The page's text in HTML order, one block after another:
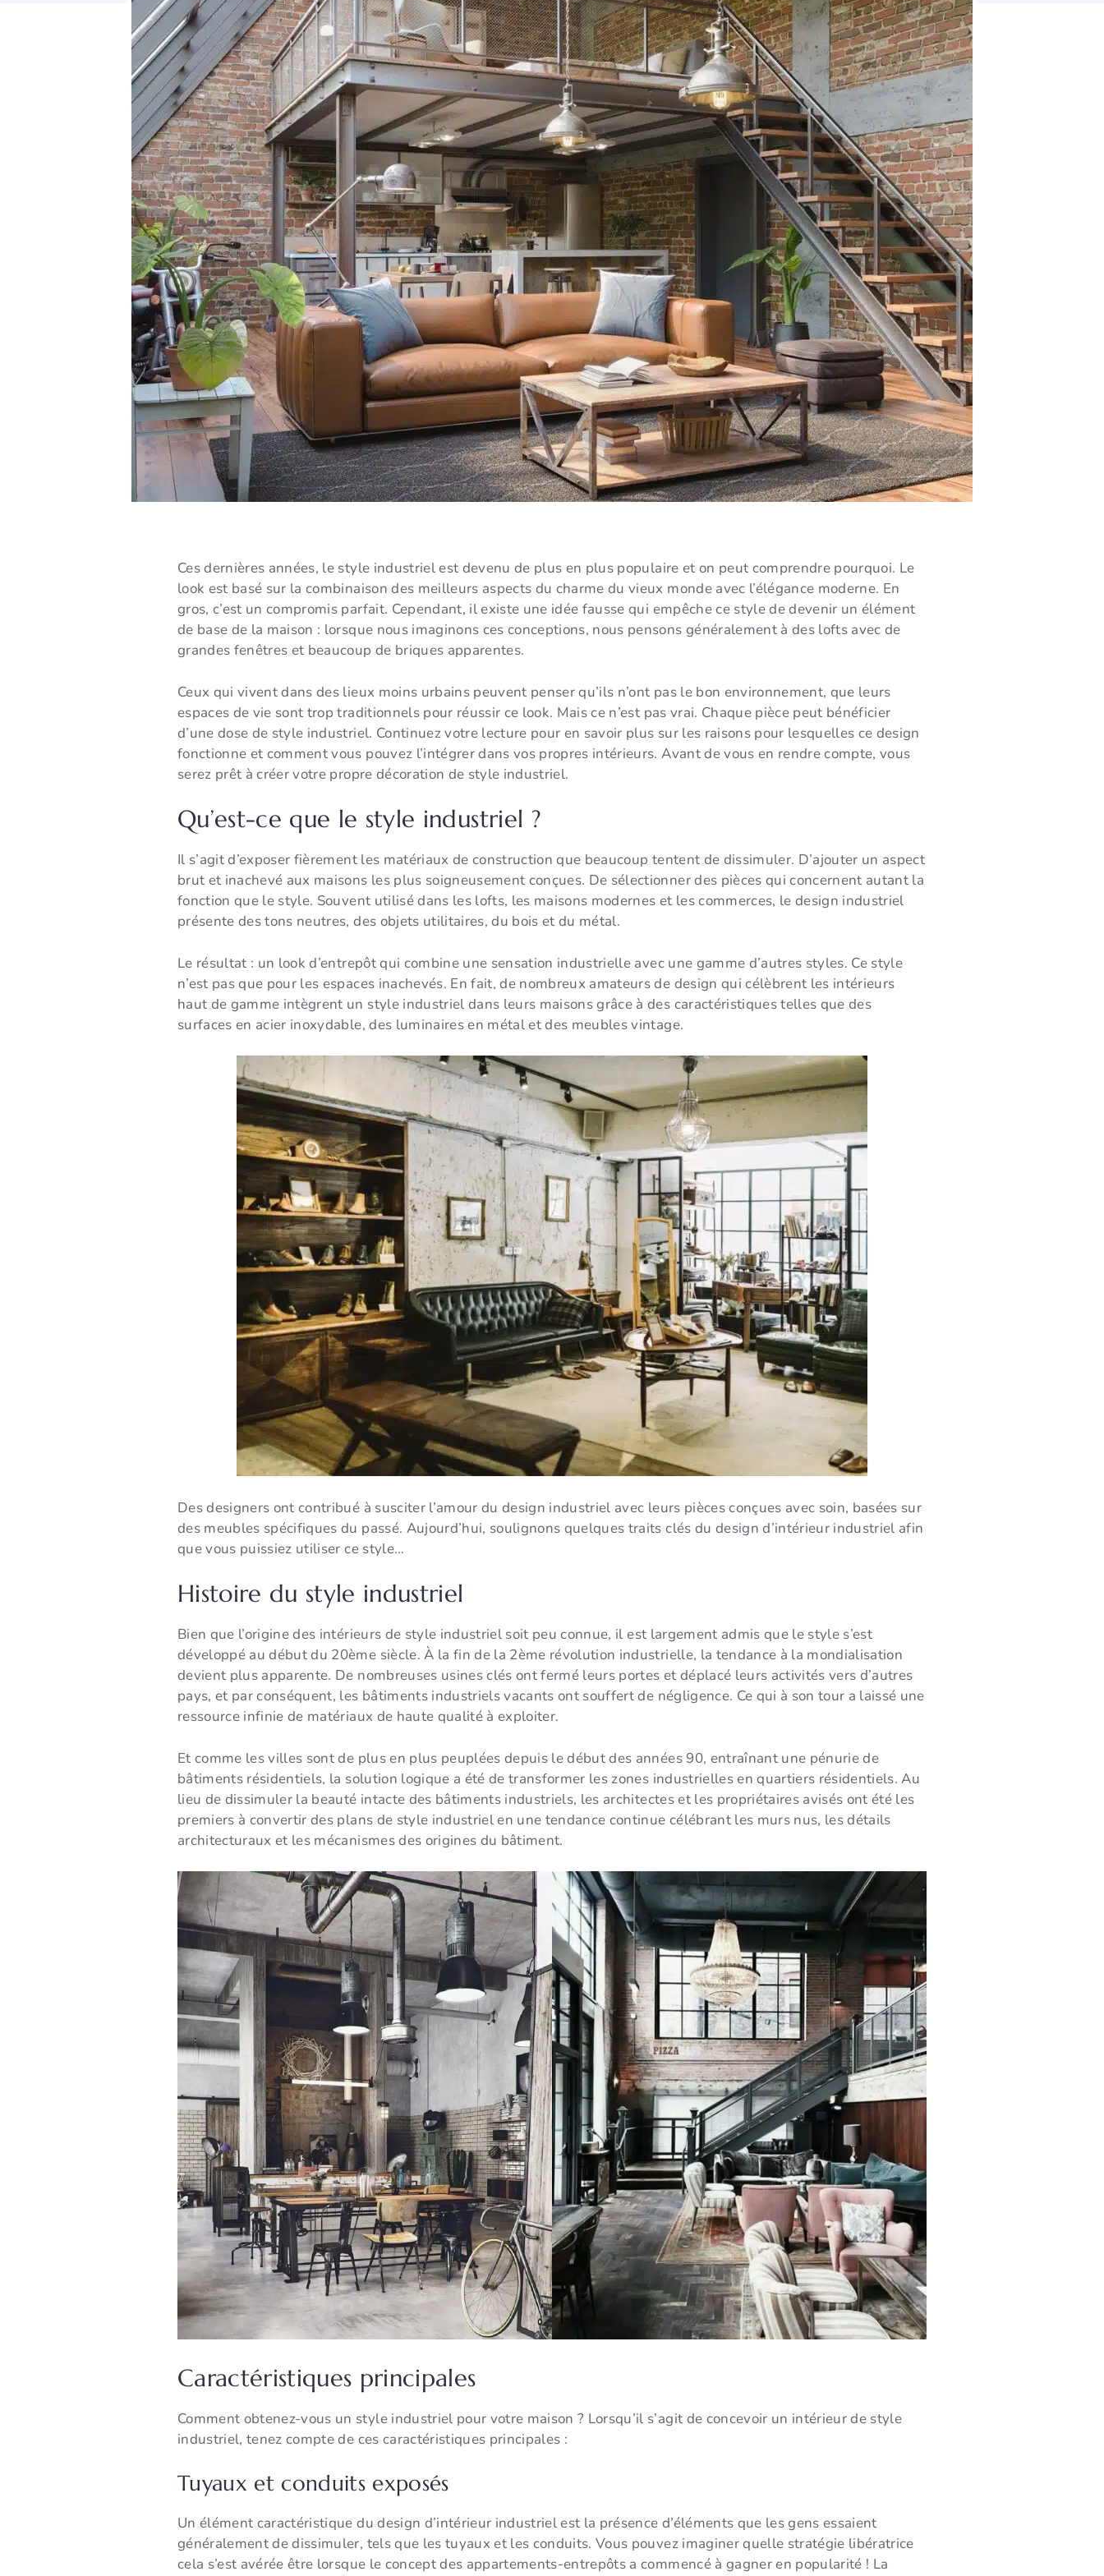
Ces dernières années, le style industriel est devenu de plus en plus populaire et on peut comprendre pourquoi. Le
look est basé sur la combinaison des meilleurs aspects du charme du vieux monde avec l’élégance moderne. En
gros, c’est un compromis parfait. Cependant, il existe une idée fausse qui empêche ce style de devenir un élément
de base de la maison : lorsque nous imaginons ces conceptions, nous pensons généralement à des lofts avec de
grandes fenêtres et beaucoup de briques apparentes.
Ceux qui vivent dans des lieux moins urbains peuvent penser qu’ils n’ont pas le bon environnement, que leurs
espaces de vie sont trop traditionnels pour réussir ce look. Mais ce n’est pas vrai. Chaque pièce peut bénéficier
d’une dose de style industriel. Continuez votre lecture pour en savoir plus sur les raisons pour lesquelles ce design
fonctionne et comment vous pouvez l’intégrer dans vos propres intérieurs. Avant de vous en rendre compte, vous
serez prêt à créer votre propre décoration de style industriel.
Qu’est-ce que le style industriel ?
Il s’agit d’exposer fièrement les matériaux de construction que beaucoup tentent de dissimuler. D’ajouter un aspect
brut et inachevé aux maisons les plus soigneusement conçues. De sélectionner des pièces qui concernent autant la
fonction que le style. Souvent utilisé dans les lofts, les maisons modernes et les commerces, le design industriel
présente des tons neutres, des objets utilitaires, du bois et du métal.
Le résultat : un look d’entrepôt qui combine une sensation industrielle avec une gamme d’autres styles. Ce style
n’est pas que pour les espaces inachevés. En fait, de nombreux amateurs de design qui célèbrent les intérieurs
haut de gamme intègrent un style industriel dans leurs maisons grâce à des caractéristiques telles que des
surfaces en acier inoxydable, des luminaires en métal et des meubles vintage.
Des designers ont contribué à susciter l’amour du design industriel avec leurs pièces conçues avec soin, basées sur
des meubles spécifiques du passé. Aujourd’hui, soulignons quelques traits clés du design d’intérieur industriel afin
que vous puissiez utiliser ce style…
Histoire du style industriel
Bien que l’origine des intérieurs de style industriel soit peu connue, il est largement admis que le style s’est
développé au début du 20ème siècle. À la fin de la 2ème révolution industrielle, la tendance à la mondialisation
devient plus apparente. De nombreuses usines clés ont fermé leurs portes et déplacé leurs activités vers d’autres
pays, et par conséquent, les bâtiments industriels vacants ont souffert de négligence. Ce qui à son tour a laissé une
ressource infinie de matériaux de haute qualité à exploiter.
Et comme les villes sont de plus en plus peuplées depuis le début des années 90, entraînant une pénurie de
bâtiments résidentiels, la solution logique a été de transformer les zones industrielles en quartiers résidentiels. Au
lieu de dissimuler la beauté intacte des bâtiments industriels, les architectes et les propriétaires avisés ont été les
premiers à convertir des plans de style industriel en une tendance continue célébrant les murs nus, les détails
architecturaux et les mécanismes des origines du bâtiment.
Caractéristiques principales
Comment obtenez-vous un style industriel pour votre maison ? Lorsqu’il s’agit de concevoir un intérieur de style
industriel, tenez compte de ces caractéristiques principales :
Tuyaux et conduits exposés
Un élément caractéristique du design d’intérieur industriel est la présence d’éléments que les gens essaient
généralement de dissimuler, tels que les tuyaux et les conduits. Vous pouvez imaginer quelle stratégie libératrice
cela s’est avérée être lorsque le concept des appartements-entrepôts a commencé à gagner en popularité ! La